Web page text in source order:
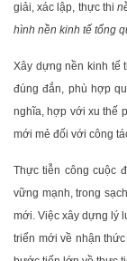
giải, xác lập, thực thi
hình nền kinh tế tổng
Xây dựng nền kinh tế
đúng đắn, phù hợp
nghĩa, hợp với xu thế
mới mẻ đối với công
Thực tiễn công cuộc
vững mạnh, trong
mới. Việc xây dựng lý
triển mới về nhận